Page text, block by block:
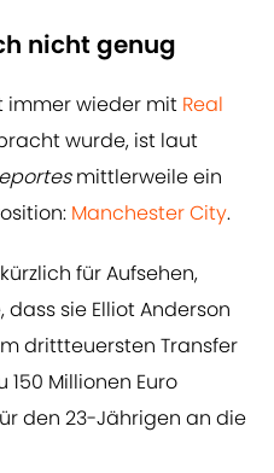
nicht genug
immer wieder mit Real
wurde, ist laut
mittlerweile ein
Manchester City.
für Aufsehen,
sie Elliot Anderson
drittteuersten Transfer
150 Millionen Euro
den 23-Jährigen an die